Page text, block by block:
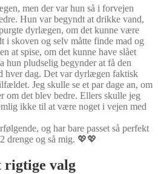
men der var hun så i forvejen
Hun var begyndt at drikke vand,
dyrlægen, om det kunne være
i skoven og selv måtte finde mad og
at spise, om det kunne have slået
hun pludselig begynder at få den
hver dag. Det var dyrlægen faktisk
Jeg skulle se et par dage an, om
om det blev bedre. Ellers skulle jeg
ikke til at være noget i vejen med
og har bare passet så perfekt
drenge og så mig. 💖💖
rigtige valg